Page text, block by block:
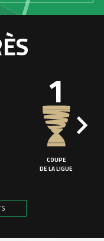
1
COUPE
DE LA LIGUE